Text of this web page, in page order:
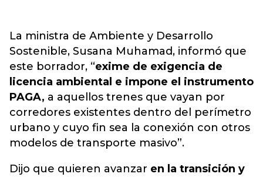
La ministra de Ambiente y Desarrollo
Sostenible, Susana Muhamad, informó que
este borrador, “exime de exigencia de
licencia ambiental e impone el instrumento
PAGA, a aquellos trenes que vayan por
corredores existentes dentro del perímetro
urbano y cuyo fin sea la conexión con otros
modelos de transporte masivo”.
Dijo que quieren avanzar en la transición y